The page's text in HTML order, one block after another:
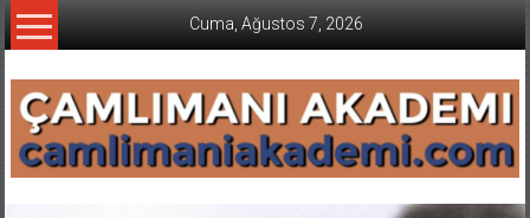
İçeriğe
geç
Cuma, Ağustos 7, 2026